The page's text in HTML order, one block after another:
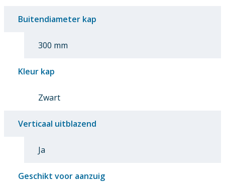
Buitendiameter kap
300 mm
Kleur kap
Zwart
Verticaal uitblazend
Ja
Geschikt voor aanzuig